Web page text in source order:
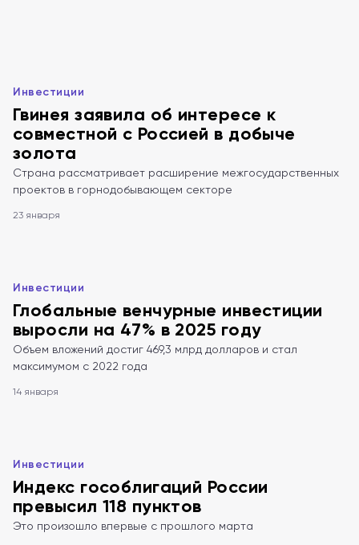
Инвестиции
Гвинея заявила об интересе к
совместной с Россией в добыче
золота
Страна рассматривает расширение межгосударственных
проектов в горнодобывающем секторе
23 января
Инвестиции
Глобальные венчурные инвестиции
выросли на 47% в 2025 году
Объем вложений достиг 469,3 млрд долларов и стал
максимумом с 2022 года
14 января
Инвестиции
Индекс гособлигаций России
превысил 118 пунктов
Это произошло впервые с прошлого марта